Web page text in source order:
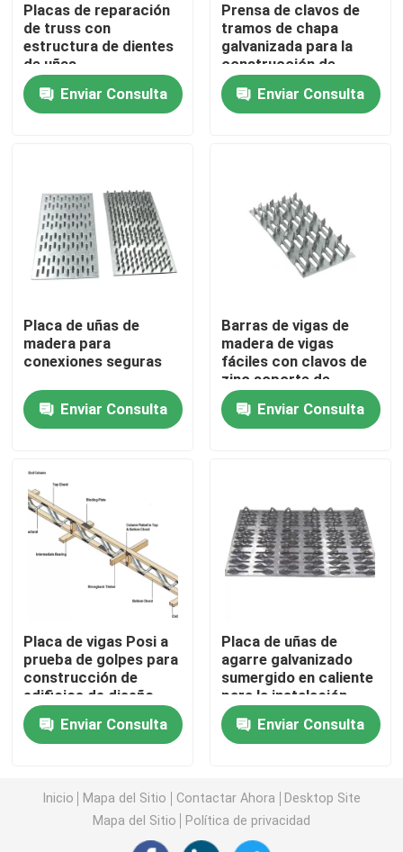
Videos
Sobre nosotros
Control de Calidad
Contacto
Solicitar una cotización
Partes de equipos metálicos
Soportes Metálicos Personalizados
Accesorios para estantes metálicos
Hardware de jardín de metal
Pierna de mesa de metal
Conectores de madera metálica
Hardware de metal hecho a medida
Placas de reparación
de truss con
estructura de dientes
de uñas
Enviar Consulta
Prensa de clavos de
tramos de chapa
galvanizada para la
construcción de
edificios de metal
robustos y resistentes
Enviar Consulta
Placa de uñas de
madera para
conexiones seguras
Enviar Consulta
Barras de vigas de
madera de vigas
fáciles con clavos de
zinc soporte de
tamaño personalizado
Fijaciones de madera
Enviar Consulta
Placa de vigas Posi a
prueba de golpes para
construcción de
edificios de diseño
estándar y no
estándarEnviar Consulta
Placa de uñas de
agarre galvanizado
sumergido en caliente
para la instalación
fácil de suelos de
maderaEnviar Consulta
Inicio Mapa del Sitio Contactar Ahora
Desktop Site
Mapa del Sitio
Política de privacidad